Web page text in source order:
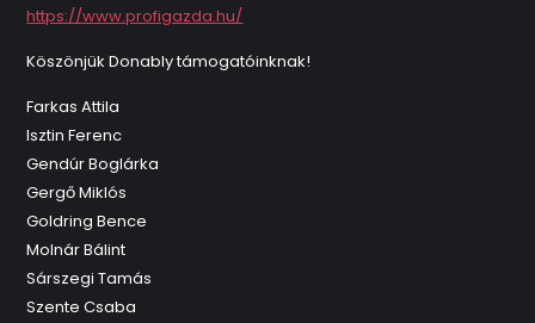
https://www.profigazda.hu/
Köszönjük Donably támogatóinknak!
Farkas Attila
Isztin Ferenc
Gendúr Boglárka
Gergő Miklós
Goldring Bence
Molnár Bálint
Sárszegi Tamás
Szente Csaba